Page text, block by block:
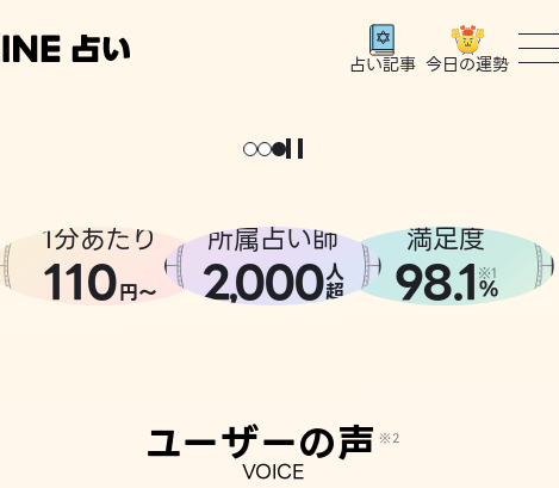
占い記事 今日の運勢
1分あたり
110円〜
所属占い師
2,000人
超
満足度
98.1 ※1
%
ユーザーの声 ※2
VOICE